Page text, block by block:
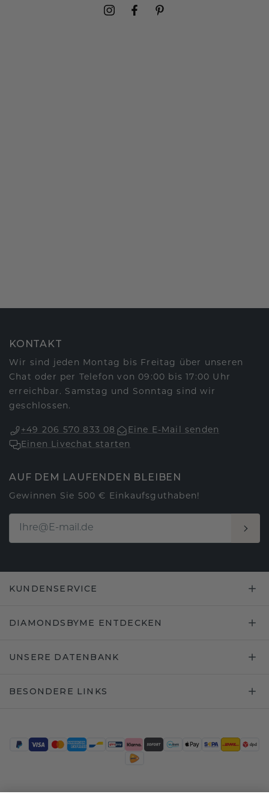
KONTAKT
Wir sind jeden Montag bis Freitag über unseren
Chat oder per Telefon von 09:00 bis 17:00 Uhr
erreichbar. Samstag und Sonntag sind wir
geschlossen.
+49 206 570 833 08
Eine E-Mail senden
Einen Livechat starten
AUF DEM LAUFENDEN BLEIBEN
Gewinnen Sie 500 € Einkaufsguthaben!
KUNDENSERVICE
DIAMONDSBYME ENTDECKEN
UNSERE DATENBANK
BESONDERE LINKS